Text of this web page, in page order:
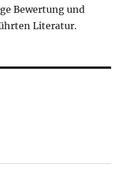
Bewertung und
Literatur.